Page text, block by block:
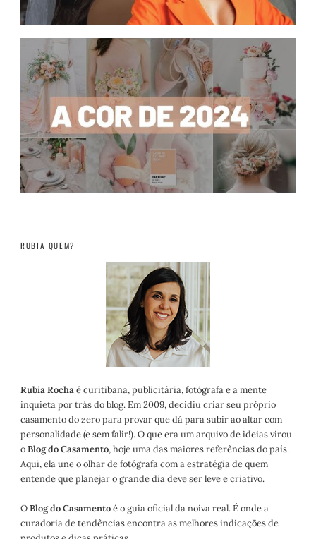
RUBIA QUEM?
Rubia Rochaé curitibana, publicitária, fotógrafa e a mente
inquieta por trás do blog. Em 2009, decidiu criar seu próprio
casamento do zero para provar que dá para subir ao altar com
personalidade (e sem falir!). O que era um arquivo de ideias virou
oBlog do Casamento, hoje uma das maiores referências do país.
Aqui, ela une o olhar de fotógrafa com a estratégia de quem
entende que planejar o grande dia deve ser leve e criativo.
OBlog do Casamentoé o guia oficial da noiva real. É onde a
curadoria de tendências encontra as melhores indicações de